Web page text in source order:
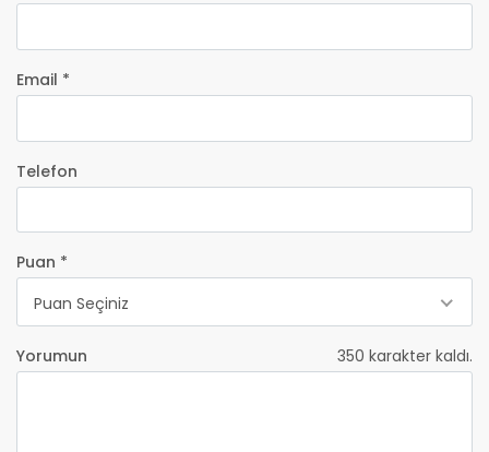
Email *
Telefon
Puan *
Puan Seçiniz
Yorumun 350 karakter kaldı.